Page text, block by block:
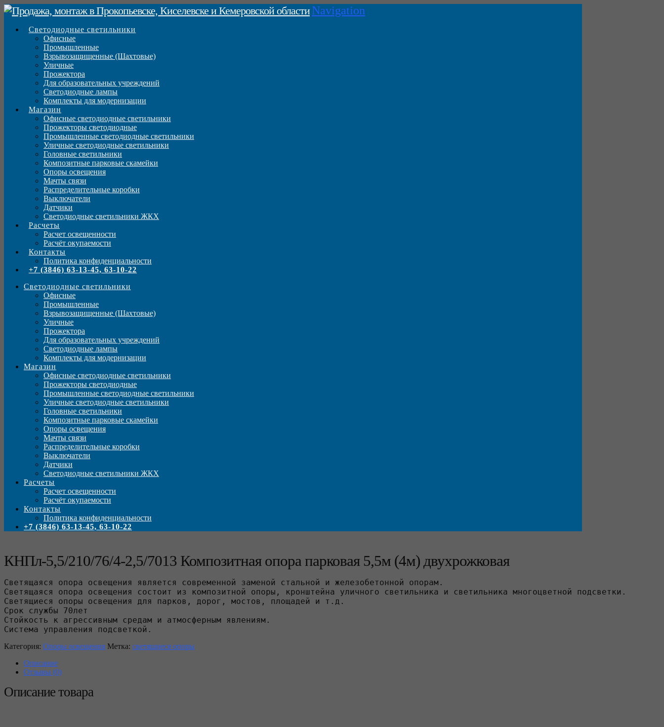
Navigation
Светодиодные светильники
Офисные
Промышленные
Взрывозащищенные (Шахтовые)
Уличные
Прожектора
Для образовательных учреждений
Светодиодные лампы
Комплекты для модернизации
Магазин
Офисные светодиодные светильники
Прожекторы светодиодные
Промышленные светодиодные светильники
Уличные светодиодные светильники
Головные светильники
Композитные парковые скамейки
Опоры освещения
Мачты связи
Распределительные коробки
Выключатели
Датчики
Светодиодные светильники ЖКХ
Расчеты
Расчет освещенности
Расчёт окупаемости
Контакты
Политика конфиденциальности
+7 (3846) 63-13-45, 63-10-22
Светодиодные светильники
Офисные
Промышленные
Взрывозащищенные (Шахтовые)
Уличные
Прожектора
Для образовательных учреждений
Светодиодные лампы
Комплекты для модернизации
Магазин
Офисные светодиодные светильники
Прожекторы светодиодные
Промышленные светодиодные светильники
Уличные светодиодные светильники
Головные светильники
Композитные парковые скамейки
Опоры освещения
Мачты связи
Распределительные коробки
Выключатели
Датчики
Светодиодные светильники ЖКХ
Расчеты
Расчет освещенности
Расчёт окупаемости
Контакты
Политика конфиденциальности
+7 (3846) 63-13-45, 63-10-22
КНПл-5,5/210/76/4-2,5/7013 Композитная опора парковая 5,5м (4м) двухрожковая
Светящаяся опора освещения является современной заменой стальной и железобетонной опорам.
Светящаяся опора освещения состоит из композитной опоры, кронштейна уличного светильника и светильника многоцветной подсветки.
Светящиеся опоры освещения для парков, дорог, мостов, площадей и т.д.
Срок службы 70лет
Стойкость к агрессивным средам и атмосферным явлениям.
Система управления подсветкой.
Категория: Опоры освещения Метка: светящиеся опоры
Описание
Отзывы (0)
Описание товара